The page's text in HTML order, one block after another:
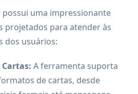
possui uma impressionante
projetados para atender às
dos usuários:
A ferramenta suporta
de cartas, desde